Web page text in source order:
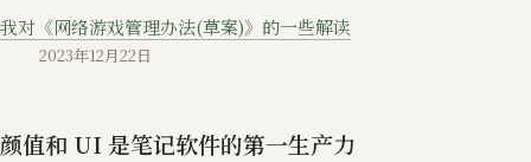
我对《网络游戏管理办法(草案)》的一些解读
2023年12月22日
颜值和 UI 是笔记软件的第一生产力